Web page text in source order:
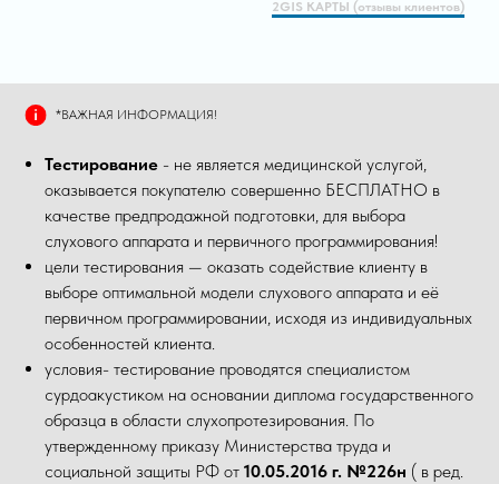
2GIS КАРТЫ (отзывы клиентов)
*ВАЖНАЯ ИНФОРМАЦИЯ!
Тестирование - не является медицинской услугой,
оказывается покупателю совершенно БЕСПЛАТНО в
качестве предпродажной подготовки, для выбора
слухового аппарата и первичного программирования!
цели тестирования — оказать содействие клиенту в
выборе оптимальной модели слухового аппарата и её
первичном программировании, исходя из индивидуальных
особенностей клиента.
условия- тестирование проводятся специалистом
сурдоакустиком на основании диплома государственного
образца в области слухопротезирования. По
утвержденному приказу Министерства труда и
социальной защиты РФ от 10.05.2016 г. №226н ( в ред.